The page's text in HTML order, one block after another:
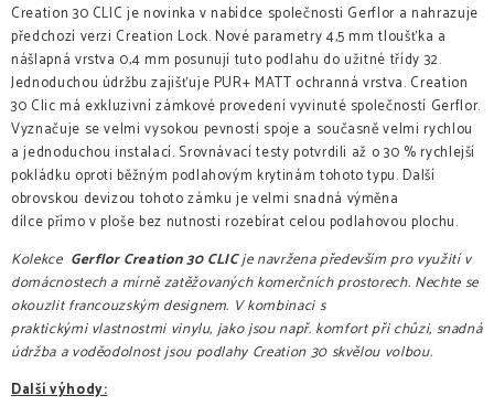
Creation 30 CLIC je novinka v nabídce společnosti Gerflor a nahrazuje
předchozí verzi Creation Lock. Nové parametry 4,5 mm tloušťka a
nášlapná vrstva 0,4 mm posunují tuto podlahu do užitné třídy 32.
Jednoduchou údržbu zajišťuje PUR+ MATT ochranná vrstva. Creation
30 Clic má exkluzivní zámkové provedení vyvinuté společností Gerflor.
Vyznačuje se velmi vysokou pevností spoje a současně velmi rychlou
a jednoduchou instalací. Srovnávací testy potvrdili až o 30 % rychlejší
pokládku oproti běžným podlahovým krytinám tohoto typu. Další
obrovskou devizou tohoto zámku je velmi snadná výměna
dílce přímo v ploše bez nutnosti rozebírat celou podlahovou plochu.
Kolekce Gerflor Creation 30 CLICje navržena především pro využití v
domácnostech a mírně zatěžovaných komerčních prostorech. Nechte se
okouzlit francouzským designem. V kombinaci s
praktickými vlastnostmi vinylu, jako jsou např. komfort při chůzi, snadná
údržba a voděodolnost jsou podlahy Creation 30 skvělou volbou.
Další výhody: